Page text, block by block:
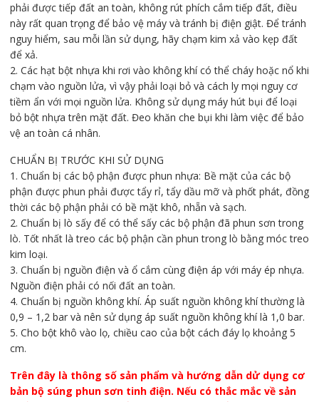
phải được tiếp đất an toàn, không rút phích cắm tiếp đất, điều
này rất quan trọng để bảo vệ máy và tránh bị điện giật. Để tránh
nguy hiểm, sau mỗi lần sử dụng, hãy chạm kim xả vào kẹp đất
để xả.
2. Các hạt bột nhựa khi rơi vào không khí có thể cháy hoặc nổ khi
chạm vào nguồn lửa, vì vậy phải loại bỏ và cách ly mọi nguy cơ
tiềm ẩn với mọi nguồn lửa. Không sử dụng máy hút bụi để loại
bỏ bột nhựa trên mặt đất. Đeo khăn che bụi khi làm việc để bảo
vệ an toàn cá nhân.
CHUẨN BỊ TRƯỚC KHI SỬ DỤNG
1. Chuẩn bị các bộ phận được phun nhựa: Bề mặt của các bộ
phận được phun phải được tẩy rỉ, tẩy dầu mỡ và phốt phát, đồng
thời các bộ phận phải có bề mặt khô, nhẵn và sạch.
2. Chuẩn bị lò sấy để có thể sấy các bộ phận đã phun sơn trong
lò. Tốt nhất là treo các bộ phận cần phun trong lò bằng móc treo
kim loại.
3. Chuẩn bị nguồn điện và ổ cắm cùng điện áp với máy ép nhựa.
Nguồn điện phải có nối đất an toàn.
4. Chuẩn bị nguồn không khí. Áp suất nguồn không khí thường là
0,9 – 1,2 bar và nên sử dụng áp suất nguồn không khí là 1,0 bar.
5. Cho bột khô vào lọ, chiều cao của bột cách đáy lọ khoảng 5
cm.
Trên đây là thông số sản phẩm và hướng dẫn dử dụng cơ
bản bộ súng phun sơn tinh điện. Nếu có thắc mắc về sản